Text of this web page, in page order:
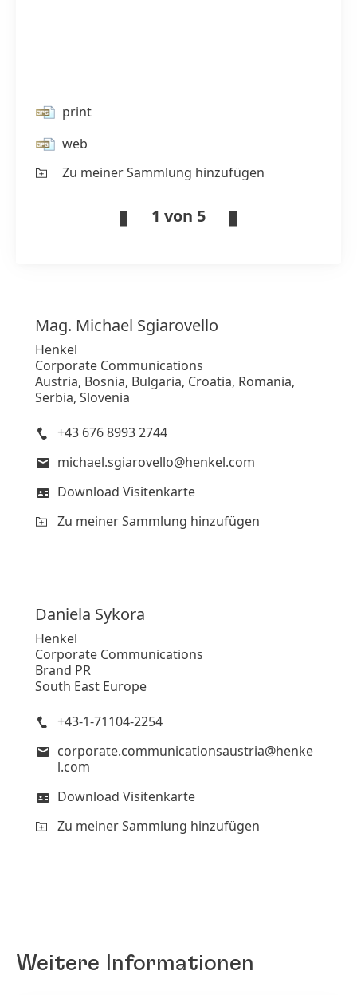
print
web
Zu meiner Sammlung hinzufügen
1 von 5
Mag. Michael Sgiarovello
Henkel
Corporate Communications
Austria, Bosnia, Bulgaria, Croatia, Romania,
Serbia, Slovenia
+43 676 8993 2744
michael.sgiarovello@henkel.com
Download Visitenkarte
Zu meiner Sammlung hinzufügen
Daniela Sykora
Henkel
Corporate Communications
Brand PR
South East Europe
+43-1-71104-2254
corporate.communicationsaustria@henke
l.com
Download Visitenkarte
Zu meiner Sammlung hinzufügen
Weitere Informationen